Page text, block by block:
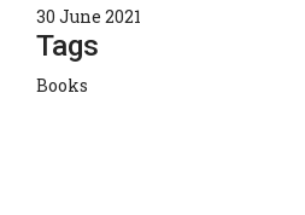
30 June 2021
Tags
Books